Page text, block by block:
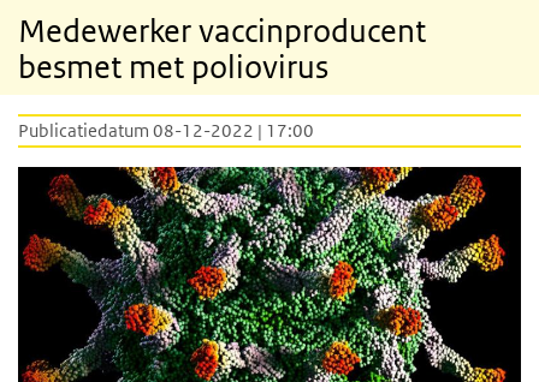
Medewerker vaccinproducent
besmet met poliovirus
Publicatiedatum 08-12-2022 | 17:00